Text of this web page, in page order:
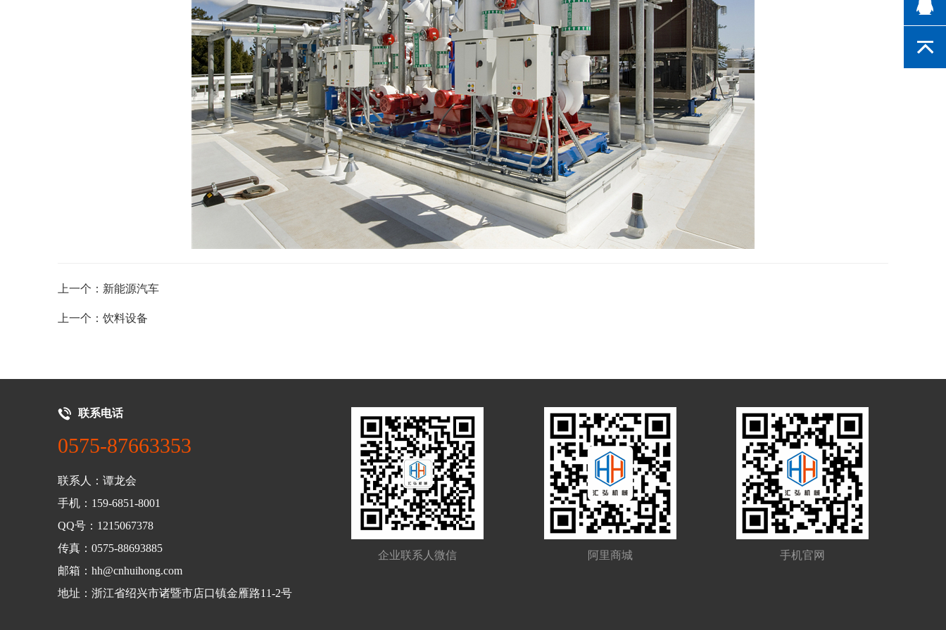
上一个：新能源汽车
上一个：饮料设备
联系电话
0575-87663353
联系人：谭龙会
手机：159-6851-8001
QQ号：1215067378
传真：0575-88693885
邮箱：hh@cnhuihong.com
地址：浙江省绍兴市诸暨市店口镇金雁路11-2号
企业联系人微信 阿里商城 手机官网